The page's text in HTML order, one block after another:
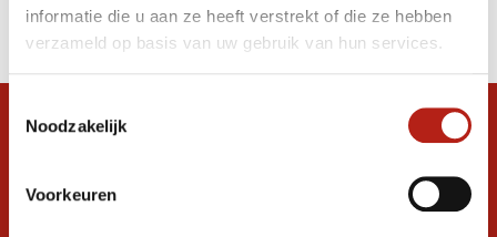
informatie die u aan ze heeft verstrekt of die ze hebben
verzameld op basis van uw gebruik van hun services.
Noodzakelijk
Voorkeuren
Filter
Sorteren op
Snel antwoord op je vraag?
graag verder. 24/7